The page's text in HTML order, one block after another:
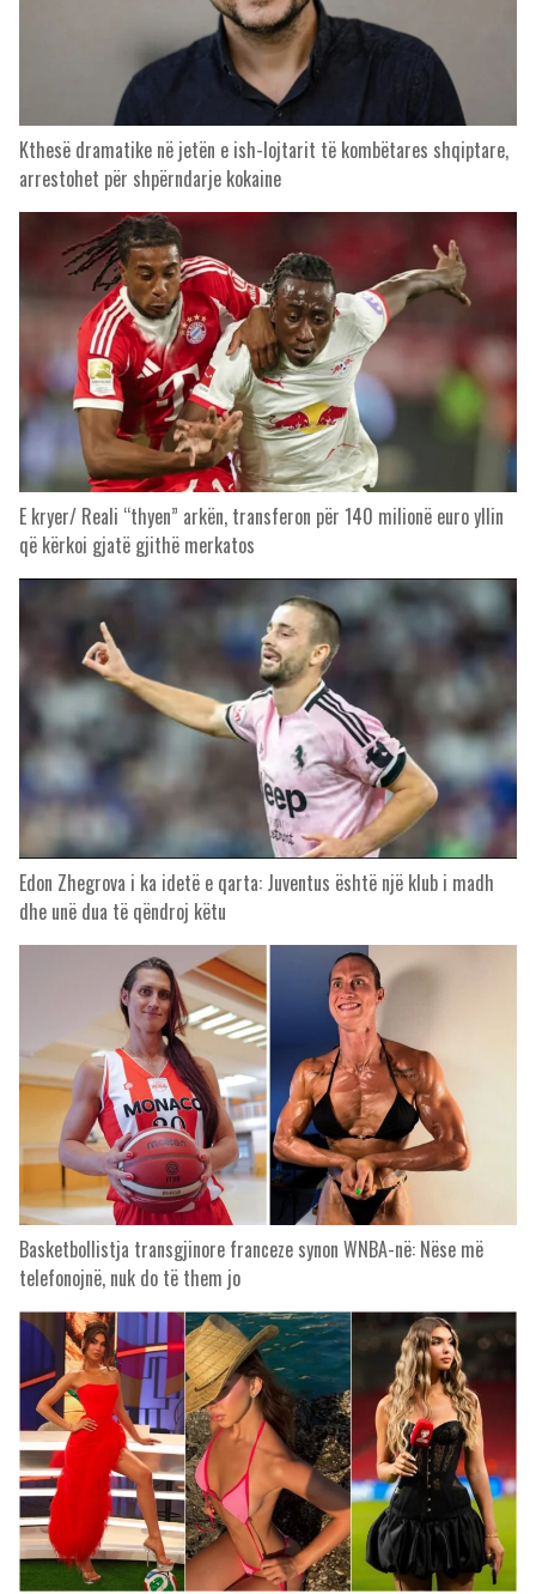
Kthesë dramatike në jetën e ish-lojtarit të kombëtares shqiptare,
arrestohet për shpërndarje kokaine
E kryer/ Reali “thyen” arkën, transferon për 140 milionë euro yllin
që kërkoi gjatë gjithë merkatos
Edon Zhegrova i ka idetë e qarta: Juventus është një klub i madh
dhe unë dua të qëndroj këtu
Basketbollistja transgjinore franceze synon WNBA-në: Nëse më
telefonojnë, nuk do të them jo